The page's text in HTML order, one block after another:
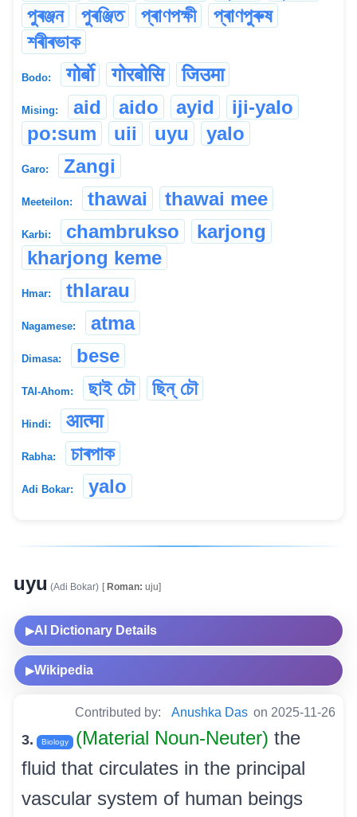
পুৰঞ্জন
পুৰঞ্জিত প্ৰাণপক্ষী
প্ৰাণপুৰুষ
শৰীৰভাক
Bodo: गोबो॔ गोरबोसि जिउमा
Mising: aid aido ayid
iji-yalo
po:sum
uii uyu yalo
Garo: Zangi
Meeteilon: thawai thawai mee
Karbi: chambrukso
karjong
kharjong keme
Hmar: thlarau
Nagamese: atma
Dimasa: bese
TAI-Ahom: ছাই চৌ ছিন্ চৌ
Hindi: आत्मा
Rabha: চাৰপাক
Adi Bokar: yalo
uyu (Adi Bokar) [Roman: uju]
▶AI Dictionary Details
▶Wikipedia
Contributed by: Anushka Das on 2025-11-26
3. Biology (Material Noun-Neuter) the
fluid that circulates in the principal
vascular system of human beings